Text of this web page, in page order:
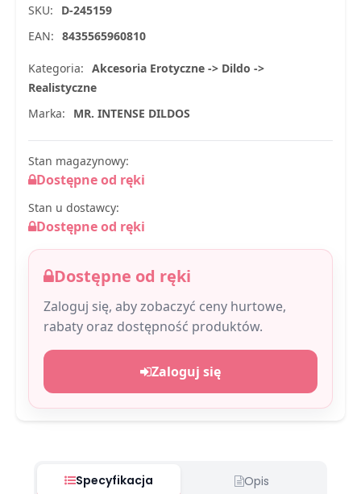
SKU:
D-245159
EAN: 8435565960810
Kategoria: Akcesoria Erotyczne -> Dildo ->
Realistyczne
Marka:
MR. INTENSE DILDOS
Stan magazynowy:
Dostępne od ręki
Stan u dostawcy:
Dostępne od ręki
Dostępne od ręki
Zaloguj się, aby zobaczyć ceny hurtowe,
rabaty oraz dostępność produktów.
Zaloguj się
Specyfikacja Opis